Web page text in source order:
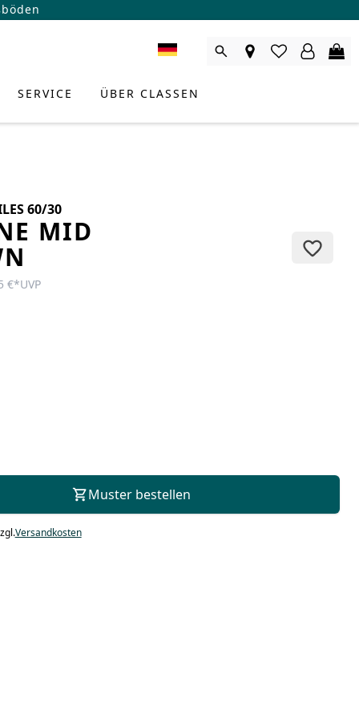
SERVICE ÜBER CLASSEN
60/30
MID
€*UVP
Muster bestellen
Versandkosten